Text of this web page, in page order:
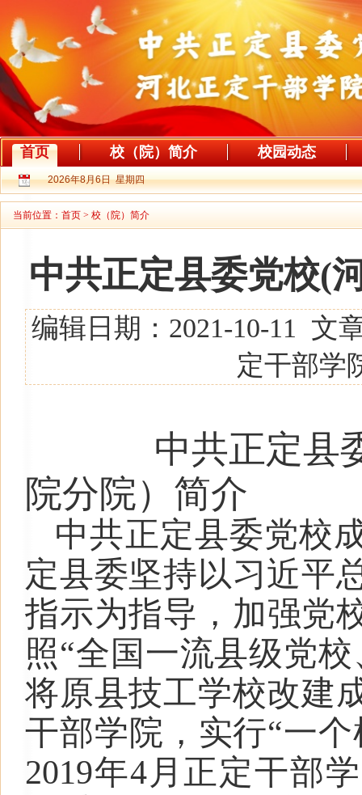
首页 校（院）简介 校园动态
2026年8月6日 星期四
当前位置： 首页 > 校（院）简介
中共正定县委党校(
编辑日期：2021-10-11 文
定干部
中共正定县
院分院）简介
中共正定县委党校
定县委坚持以习近平
指示为指导，加强党
照“全国一流县级党
将原县技工学校改建
干部学院，实行“一
2019年4月正定干部